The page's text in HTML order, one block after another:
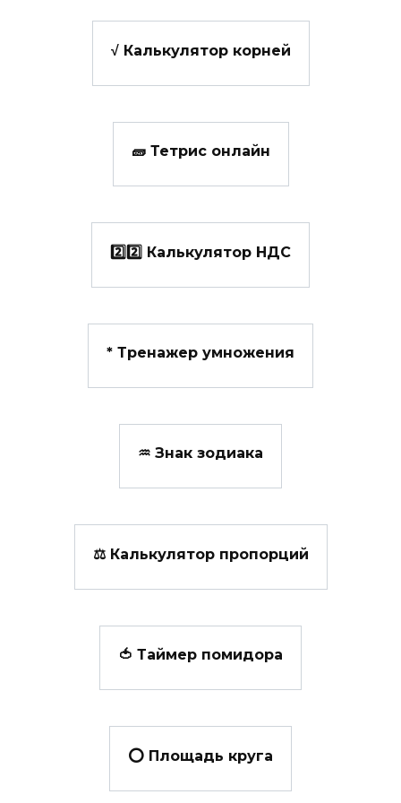
√ Калькулятор корней
🧱 Тетрис онлайн
2️⃣2️⃣ Калькулятор НДС
*️ Тренажер умножения
♒ Знак зодиака
⚖ Калькулятор пропорций
🍅 Таймер помидора
⭕ Площадь круга